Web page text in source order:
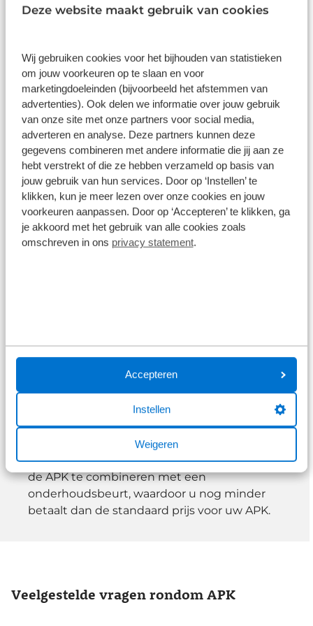
Deze website maakt gebruik van cookies
Wij gebruiken cookies voor het bijhouden van statistieken
om jouw voorkeuren op te slaan en voor
marketingdoeleinden (bijvoorbeeld het afstemmen van
advertenties). Ook delen we informatie over jouw gebruik
van onze site met onze partners voor social media,
adverteren en analyse. Deze partners kunnen deze
gegevens combineren met andere informatie die jij aan ze
hebt verstrekt of die ze hebben verzameld op basis van
jouw gebruik van hun services. Door op ‘Instellen’ te
klikken, kun je meer lezen over onze cookies en jouw
voorkeuren aanpassen. Door op ‘Accepteren’ te klikken, ga
je akkoord met het gebruik van alle cookies zoals
omschreven in ons privacy statement.
Accepteren
Instellen
Weigeren
Voor alle automerken een APK-
keuring
Een APK-keuring wordt door de APK-
keurmeesters van Broekhuis in Groningen
altijd vakkundig en met oog voor het kleinste
detail uitgevoerd. Onze keurmeesters
hebben grote ervaring met alle merken en
modellen auto’s. En ontdekken we tijdens de
kosten!
Een professioneleApk-keuringkan bij
Broekhuis in Groningen tegen een laag tarief.
De exacte prijs hangt af van het merk en
model van uw auto. Daarover informeren we
u graag. U kunt extra voordelig uit zijn door
de APK te combineren met een
onderhoudsbeurt, waardoor u nog minder
betaalt dan de standaard prijs voor uw APK.
Veelgestelde vragen rondom APK